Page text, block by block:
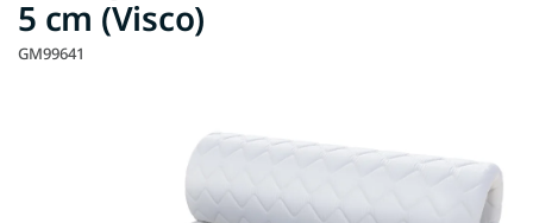
5 cm (Visco)
GM99641